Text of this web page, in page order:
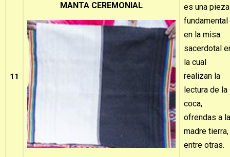
11
MANTA CEREMONIAL
es una pieza
fundamental
en la misa
sacerdotal
la cual
realizan la
lectura de la
coca,
ofrendas a
madre tierra,
entre otras.